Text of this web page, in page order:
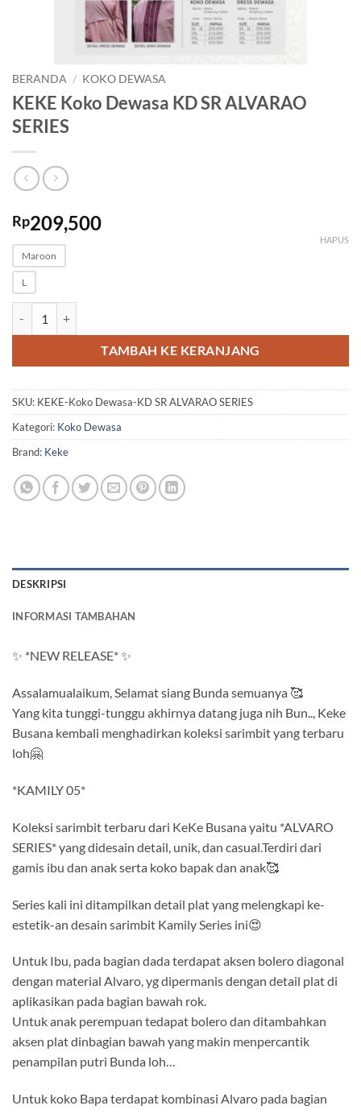
BERANDA / KOKO DEWASA
KEKE Koko Dewasa KD SR ALVARAO
SERIES
Rp209,500
Maroon
L
HAPUS
TAMBAH KE KERANJANG
SKU: KEKE-Koko Dewasa-KD SR ALVARAO SERIES
Kategori: Koko Dewasa
Brand: Keke
DESKRIPSI
INFORMASI TAMBAHAN
✨ *NEW RELEASE* ✨
Assalamualaikum, Selamat siang Bunda semuanya 🥰
Yang kita tunggi-tunggu akhirnya datang juga nih Bun.., Keke
Busana kembali menghadirkan koleksi sarimbit yang terbaru
loh🤗
*KAMILY 05*
Koleksi sarimbit terbaru dari KeKe Busana yaitu *ALVARO
SERIES* yang didesain detail, unik, dan casual.Terdiri dari
gamis ibu dan anak serta koko bapak dan anak🥰
Series kali ini ditampilkan detail plat yang melengkapi ke-
estetik-an desain sarimbit Kamily Series ini😍
Untuk Ibu, pada bagian dada terdapat aksen bolero diagonal
dengan material Alvaro, yg dipermanis dengan detail plat di
aplikasikan pada bagian bawah rok.
Untuk anak perempuan tedapat bolero dan ditambahkan
aksen plat dinbagian bawah yang makin menpercantik
penampilan putri Bunda loh…
Untuk koko Bapa terdapat kombinasi Alvaro pada bagian